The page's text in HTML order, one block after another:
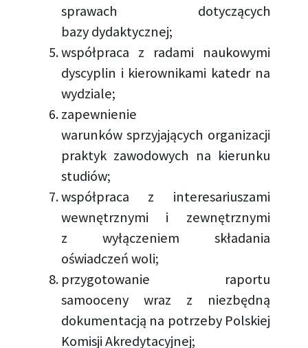
sprawach dotyczących
bazy dydaktycznej;
współpraca z radami naukowymi
dyscyplin i kierownikami katedr na
wydziale;
zapewnienie
warunków sprzyjających organizacji
praktyk zawodowych na kierunku
studiów;
współpraca z interesariuszami
wewnętrznymi i zewnętrznymi
z wyłączeniem składania
oświadczeń woli;
przygotowanie raportu
samooceny wraz z niezbędną
dokumentacją na potrzeby Polskiej
Komisji Akredytacyjnej;